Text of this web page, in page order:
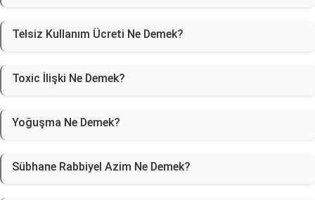
Telsiz Kullanım Ücreti Ne Demek?
Toxic İlişki Ne Demek?
Yoğuşma Ne Demek?
Sübhane Rabbiyel Azim Ne Demek?